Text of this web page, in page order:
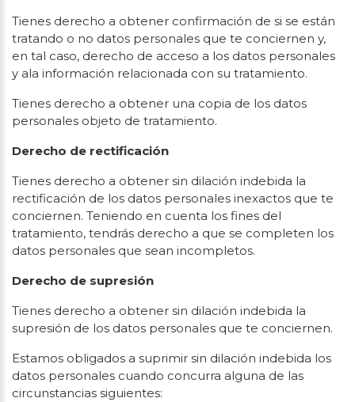
Tienes derecho a obtener confirmación de si se están
tratando o no datos personales que te conciernen y,
en tal caso, derecho de acceso a los datos personales
y ala información relacionada con su tratamiento.
Tienes derecho a obtener una copia de los datos
personales objeto de tratamiento.
Derecho de rectificación
Tienes derecho a obtener sin dilación indebida la
rectificación de los datos personales inexactos que te
conciernen. Teniendo en cuenta los fines del
tratamiento, tendrás derecho a que se completen los
datos personales que sean incompletos.
Derecho de supresión
Tienes derecho a obtener sin dilación indebida la
supresión de los datos personales que te conciernen.
Estamos obligados a suprimir sin dilación indebida los
datos personales cuando concurra alguna de las
circunstancias siguientes: